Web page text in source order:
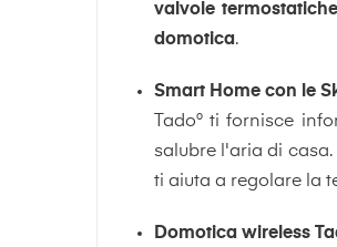
valvole
domotica.
Smart Home con le
Tado° ti fornisce
salubre l'aria di
ti aiuta a regolare la
Domotica wireless